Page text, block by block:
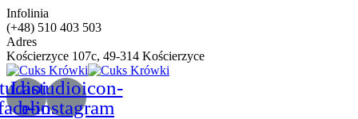
Infolinia
(+48) 510 403 503
Adres
Kościerzyce 107c, 49-314 Kościerzyce
Lastudioicon-
b-instagram